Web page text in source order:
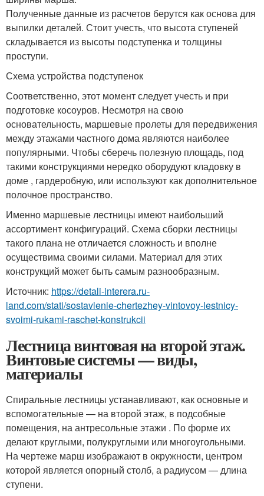
Полученные данные из расчетов берутся как основа для
выпилки деталей. Стоит учесть, что высота ступеней
складывается из высоты подступенка и толщины
проступи.
Схема устройства подступенок
Соответственно, этот момент следует учесть и при
подготовке косоуров. Несмотря на свою
основательность, маршевые пролеты для передвижения
между этажами частного дома являются наиболее
популярными. Чтобы сберечь полезную площадь, под
такими конструкциями нередко оборудуют кладовку в
доме , гардеробную, или используют как дополнительное
полочное пространство.
Именно маршевые лестницы имеют наибольший
ассортимент конфигураций. Схема сборки лестницы
такого плана не отличается сложность и вполне
осуществима своими силами. Материал для этих
конструкций может быть самым разнообразным.
Источник: https://detali-interera.ru-
land.com/stati/sostavlenie-chertezhey-vintovoy-lestnicy-
svoimi-rukami-raschet-konstrukcii
Лестница винтовая на второй этаж.
Винтовые системы — виды,
материалы
Спиральные лестницы устанавливают, как основные и
вспомогательные — на второй этаж, в подсобные
помещения, на антресольные этажи . По форме их
делают круглыми, полукруглыми или многоугольными.
На чертеже марш изображают в окружности, центром
которой является опорный столб, а радиусом — длина
ступени.